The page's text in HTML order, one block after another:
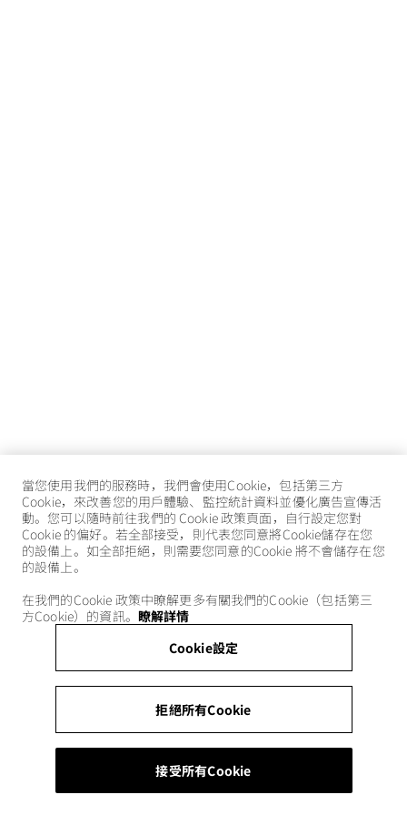
當您使用我們的服務時，我們會使用Cookie，包括第三方
Cookie，來改善您的用戶體驗、監控統計資料並優化廣告宣傳活
動。您可以隨時前往我們的 Cookie 政策頁面，自行設定您對
Cookie 的偏好。若全部接受，則代表您同意將Cookie儲存在您
的設備上。如全部拒絕，則需要您同意的Cookie 將不會儲存在您
的設備上。
在我們的Cookie 政策中瞭解更多有關我們的Cookie（包括第三
方Cookie）的資訊。 瞭解詳情
Cookie設定
拒絕所有Cookie
接受所有Cookie